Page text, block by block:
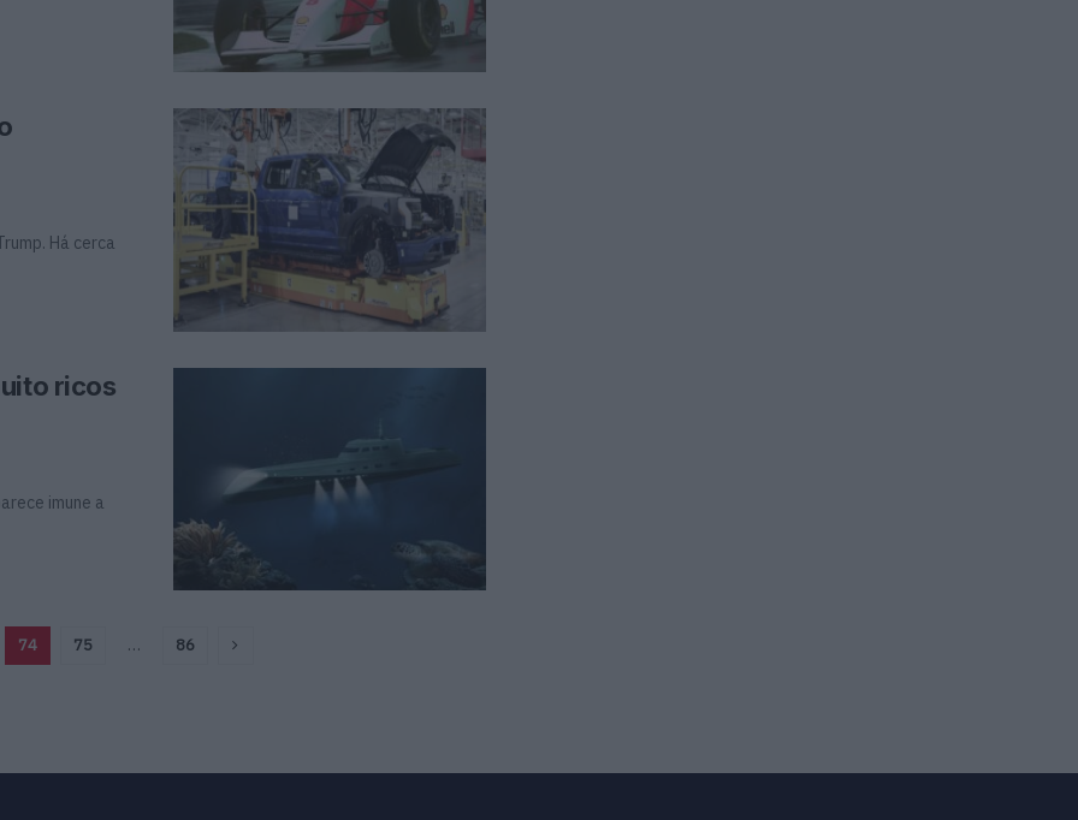
Há cerca
ricos
imune a
74 75 … 86